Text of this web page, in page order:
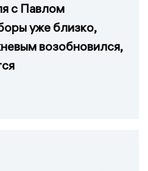
с Павлом
уже близко,
возобновился,